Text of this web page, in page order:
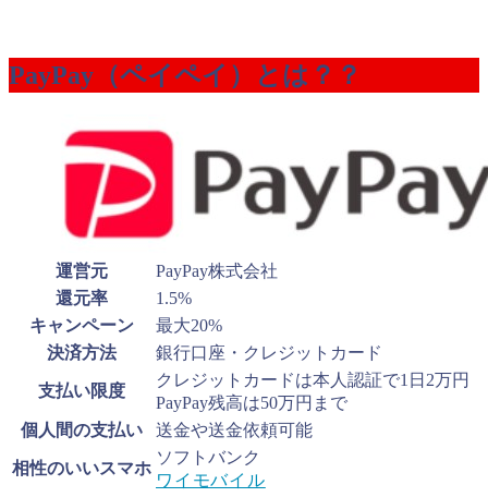
PayPay（ペイペイ）とは？？
運営元
PayPay株式会社
還元率
1.5%
キャンペーン
最大20%
決済方法
銀行口座・クレジットカード
支払い限度
クレジットカードは本人認証で1日2万円
PayPay残高は50万円まで
個人間の支払い
送金や送金依頼可能
相性のいいスマホ
ソフトバンク
ワイモバイル